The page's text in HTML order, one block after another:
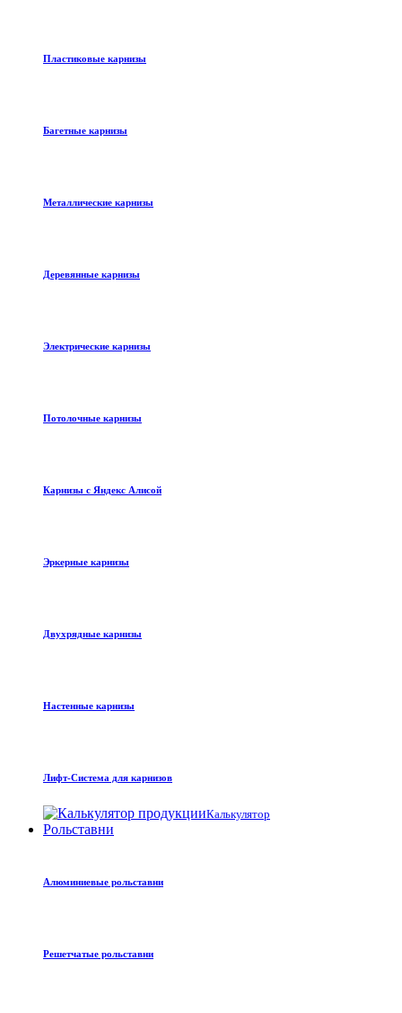
Пластиковые карнизы
Багетные карнизы
Металлические карнизы
Деревянные карнизы
Электрические карнизы
Потолочные карнизы
Карнизы с Яндекс Алисой
Эркерные карнизы
Двухрядные карнизы
Настенные карнизы
Лифт-Система для карнизов
Калькулятор
Рольставни
Алюминиевые рольставни
Решетчатые рольставни